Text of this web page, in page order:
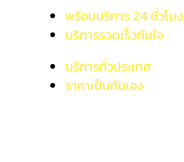
พร้อมบริการ 24 ชั่วโมง
บริการรวดเร็วทันใจ
บริการทั่วประเทศ
ราคาเป็นกันเอง